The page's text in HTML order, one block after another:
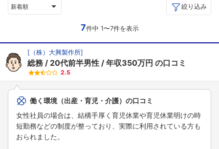
新着順 絞り込み
7件中 1〜7件を表示
[ （株）大興製作所]
総務 20代前半男性 年収350万円 の口コミ
2.5
働く環境（出産・育児・介護）の口コミ
女性社員の場合は、結構手厚く育児休業や育児休業明けの時
短勤務などの制度が整っており、実際に利用されている方も
おられました。